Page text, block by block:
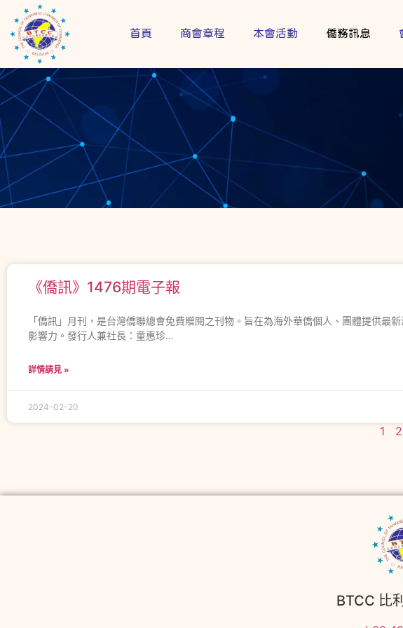
首頁 商會章程 本會活動 僑務訊息
訊息
《僑訊》1476期電子報
「僑訊」月刊，是台灣僑聯總會免費贈閱之刊物。旨在為海外華僑個人、團體提供
影響力。發行人兼社長：童惠珍…
詳情請見 »
2024-02-20
1 2
BTCC 比